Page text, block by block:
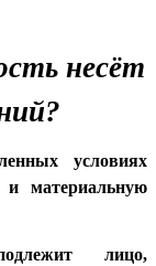
несёт
условиях
и материальную
лицо,